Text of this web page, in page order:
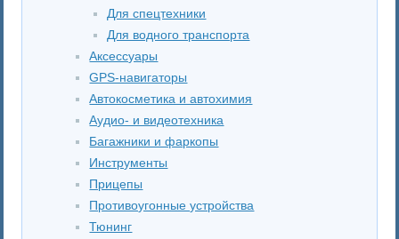
Для спецтехники
Для водного транспорта
Аксессуары
GPS-навигаторы
Автокосметика и автохимия
Аудио- и видеотехника
Багажники и фаркопы
Инструменты
Прицепы
Противоугонные устройства
Тюнинг